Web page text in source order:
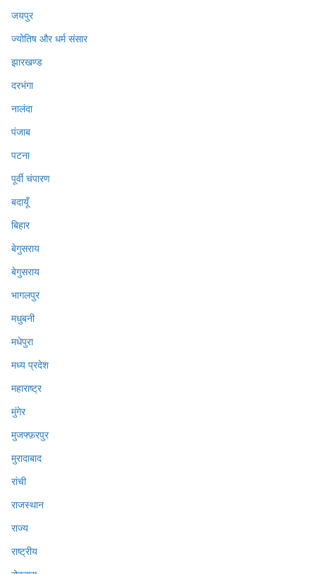
जयपुर
ज्योतिष और धर्म संसार
झारखण्ड
दरभंगा
नालंदा
पंजाब
पटना
पूर्वी चंपारण
बदायूँ
बिहार
बेगुसराय
बेगुसराय
भागलपुर
मधुबनी
मधेपुरा
मध्य प्रदेश
महाराष्ट्र
मुंगेर
मुजफ्फ़रपुर
मुरादाबाद
रांची
राजस्थान
राज्य
राष्ट्रीय